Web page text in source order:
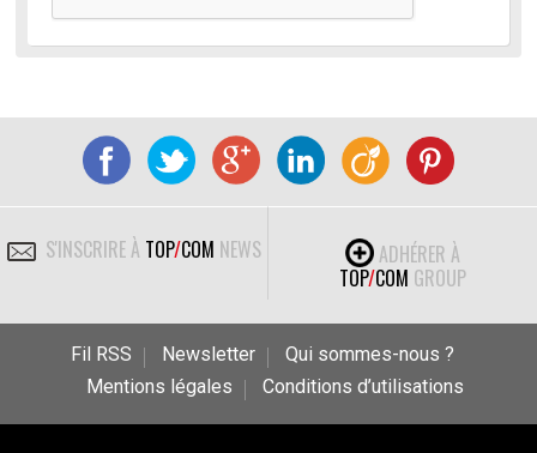
S'INSCRIRE À TOP/COM NEWS
ADHÉRER À
TOP/COM GROUP
Fil RSS Newsletter
Qui sommes-nous ?
Mentions légales
Conditions d’utilisations